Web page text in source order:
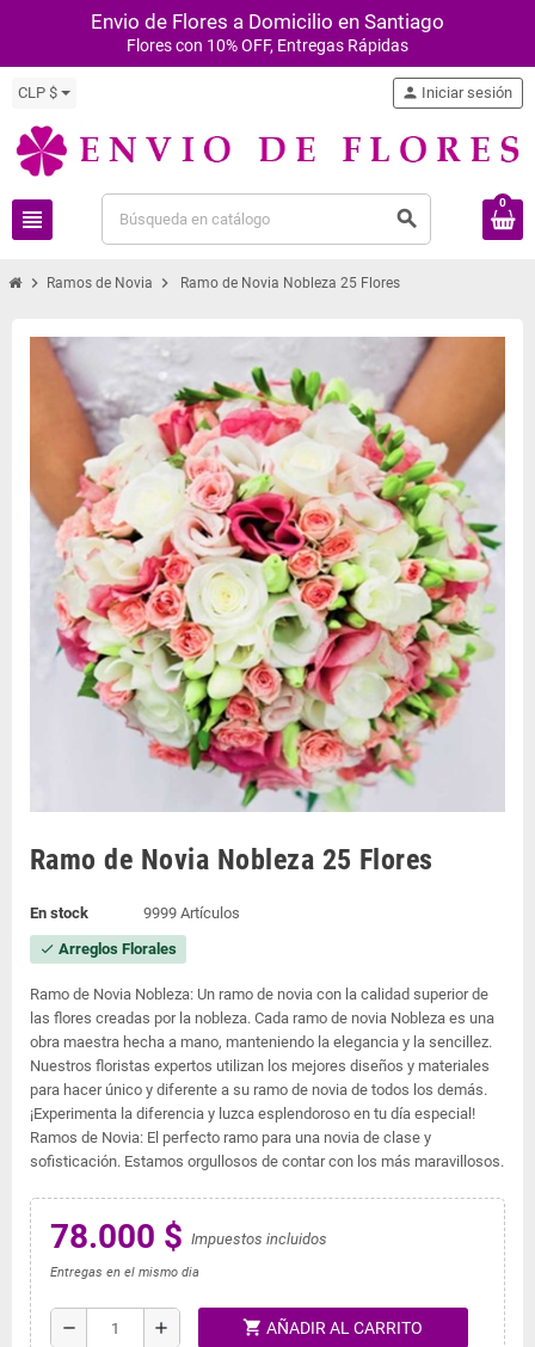
Envio de Flores a Domicilio en Santiago
Flores con 10% OFF, Entregas Rápidas
CLP $
view_headline search
person Iniciar sesión
0
chevron_right Ramos de Novia chevron_right Ramo de Novia Nobleza 25 Flores
Ramo de Novia Nobleza 25 Flores
En stock 9999 Artículos
check Arreglos Florales
Ramo de Novia Nobleza: Un ramo de novia con la calidad superior de
las flores creadas por la nobleza. Cada ramo de novia Nobleza es una
obra maestra hecha a mano, manteniendo la elegancia y la sencillez.
Nuestros floristas expertos utilizan los mejores diseños y materiales
para hacer único y diferente a su ramo de novia de todos los demás.
¡Experimenta la diferencia y luzca esplendoroso en tu día especial!
Ramos de Novia: El perfecto ramo para una novia de clase y
sofisticación. Estamos orgullosos de contar con los más maravillosos.
78.000 $ Impuestos incluidos
Entregas en el mismo dia
remove add shopping_cart AÑADIR AL CARRITO